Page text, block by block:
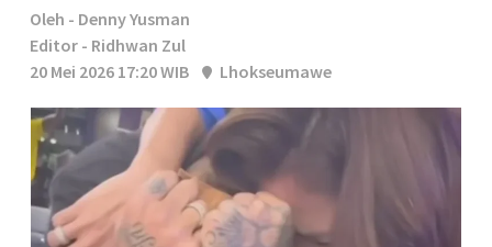
Oleh - Denny Yusman
Editor - Ridhwan Zul
20 Mei 2026 17:20 WIB
Lhokseumawe